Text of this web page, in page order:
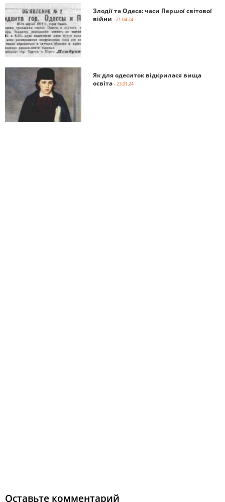
Злодії та Одеса: часи Першої світової
війни - 21.04.24
Як для одеситок відкрилася вища
освіта - 23.01.24
Оставьте комментарий